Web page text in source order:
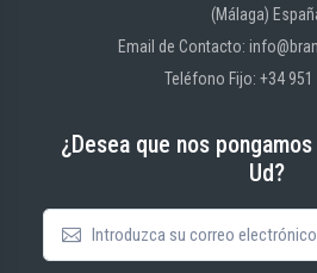
(Málaga)
Email de Contacto:
Teléfono Fijo: +34 951
¿Desea que nos
Ud?